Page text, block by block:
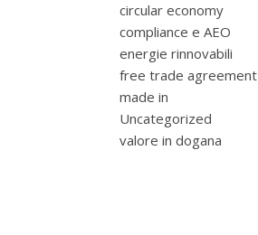
circular economy
compliance e AEO
energie rinnovabili
free trade agreement
made in
Uncategorized
valore in dogana